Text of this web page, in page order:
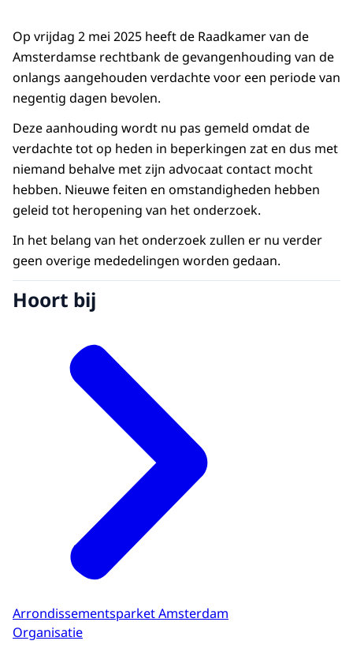
Op vrijdag 2 mei 2025 heeft de Raadkamer van de
Amsterdamse rechtbank de gevangenhouding van de
onlangs aangehouden verdachte voor een periode van
negentig dagen bevolen.
Deze aanhouding wordt nu pas gemeld omdat de
verdachte tot op heden in beperkingen zat en dus met
niemand behalve met zijn advocaat contact mocht
hebben. Nieuwe feiten en omstandigheden hebben
geleid tot heropening van het onderzoek.
In het belang van het onderzoek zullen er nu verder
geen overige mededelingen worden gedaan.
Hoort bij
Arrondissementsparket Amsterdam
Organisatie